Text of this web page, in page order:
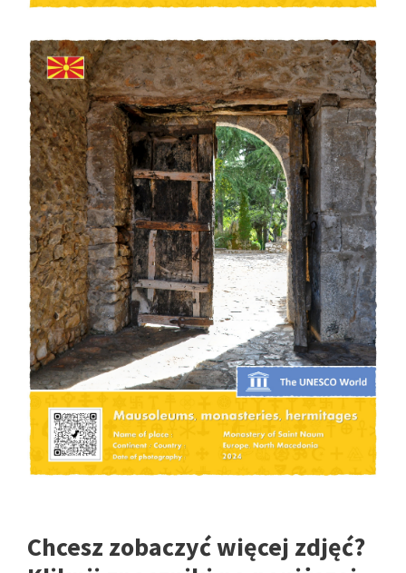
Chcesz zobaczyć więcej zdjęć?